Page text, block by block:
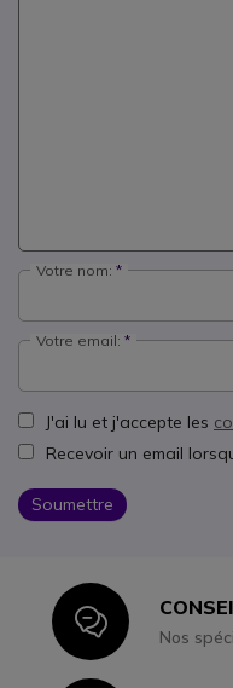
Votre nom:
Votre email:
J'ai lu et j'accepte les
Recevoir un email
Soumettre
IconNos